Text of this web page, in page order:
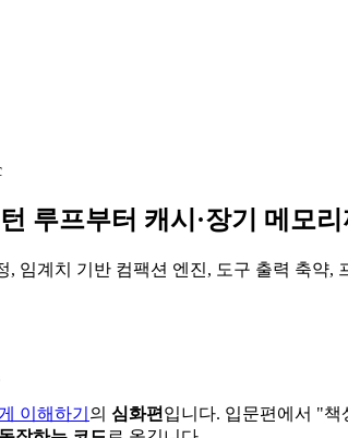
루프부터 캐시·장기 메모리
임계치 기반 컴팩션 엔진, 도구 출력 축약
이해하기 의 심화편 입니다. 입문편에서 "